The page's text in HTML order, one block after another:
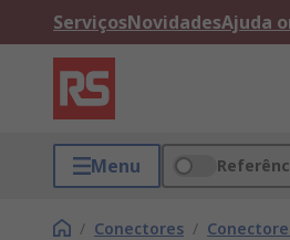
ServiçosNovidadesAjuda
Menu
/ Conectores /